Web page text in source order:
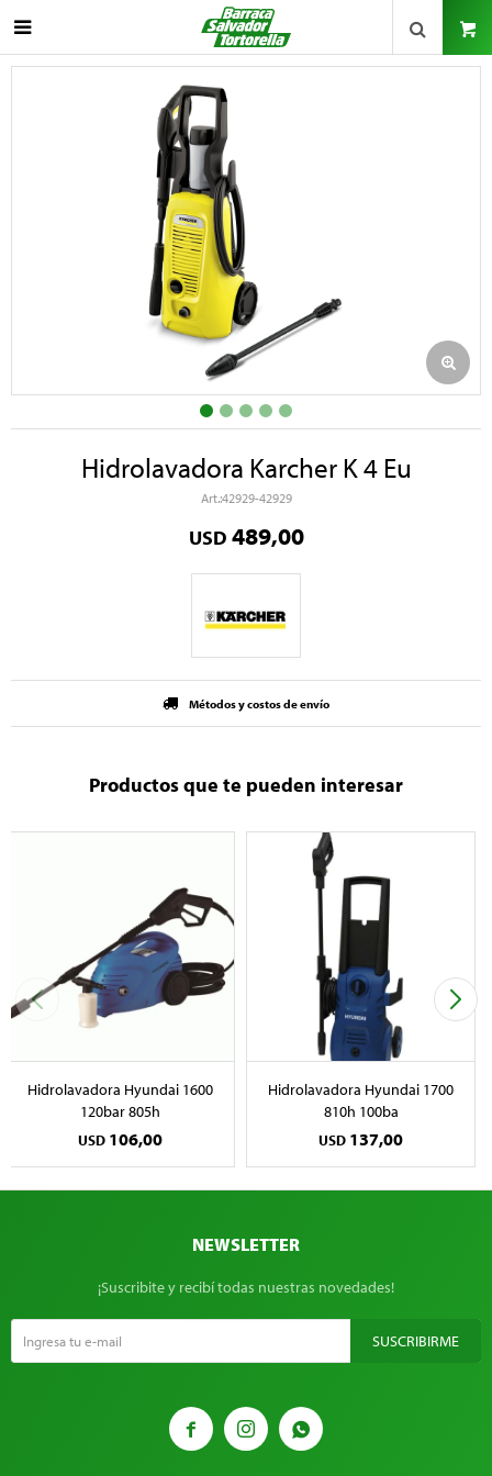

Hidrolavadora Karcher K 4 Eu
42929-42929
USD 489,00
Métodos y costos de envío
Productos que te pueden interesar
Hidrolavadora Hyundai 1600
120bar 805h
USD 106,00
Hidrolavadora Hyundai 1700
810h 100ba
USD 137,00
  
NEWSLETTER
¡Suscribite y recibí todas nuestras novedades!
SUSCRIBIRME